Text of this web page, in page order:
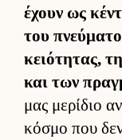
έχουν ως
του
κειότητας,
και των
μας μερίδιο
κόσμο που